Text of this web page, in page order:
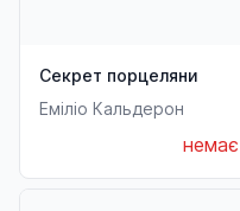
Секрет порцеляни
Еміліо Кальдерон
немає